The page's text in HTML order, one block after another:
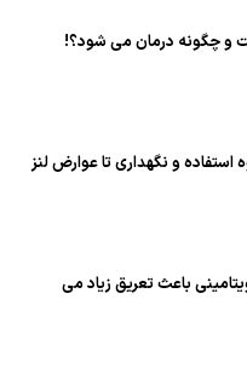
و چگونه درمان می شود؟!
استفاده و نگهداری تا عوارض لنز
باعث تعریق زیاد می